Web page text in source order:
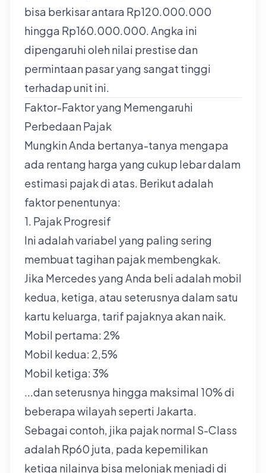
bisa berkisar antara Rp120.000.000
hingga Rp160.000.000. Angka ini
dipengaruhi oleh nilai prestise dan
permintaan pasar yang sangat tinggi
terhadap unit ini.
Faktor-Faktor yang Memengaruhi
Perbedaan Pajak
Mungkin Anda bertanya-tanya mengapa
ada rentang harga yang cukup lebar dalam
estimasi pajak di atas. Berikut adalah
faktor penentunya:
1. Pajak Progresif
Ini adalah variabel yang paling sering
membuat tagihan pajak membengkak.
Jika Mercedes yang Anda beli adalah mobil
kedua, ketiga, atau seterusnya dalam satu
kartu keluarga, tarif pajaknya akan naik.
Mobil pertama: 2%
Mobil kedua: 2,5%
Mobil ketiga: 3%
...dan seterusnya hingga maksimal 10% di
beberapa wilayah seperti Jakarta.
Sebagai contoh, jika pajak normal S-Class
adalah Rp60 juta, pada kepemilikan
ketiga nilainya bisa melonjak menjadi di